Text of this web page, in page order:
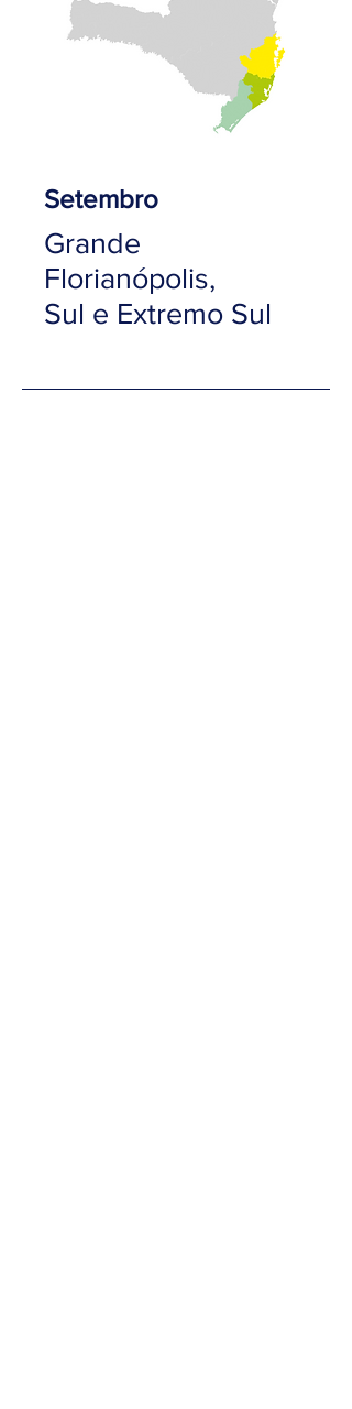
Setembro
Grande
Florianópolis,
Sul e Extremo Sul